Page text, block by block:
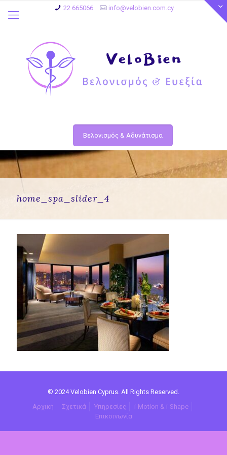
22 665066 info@velobien.com.cy
Βελονισμός & Αδυνάτισμα
home_spa_slider_4
© 2024 Velobien Cyprus. All Rights Reserved.
Αρχική
Σχετικά Υπηρεσίες
i-Motion & i-Shape
Επικοινωνία